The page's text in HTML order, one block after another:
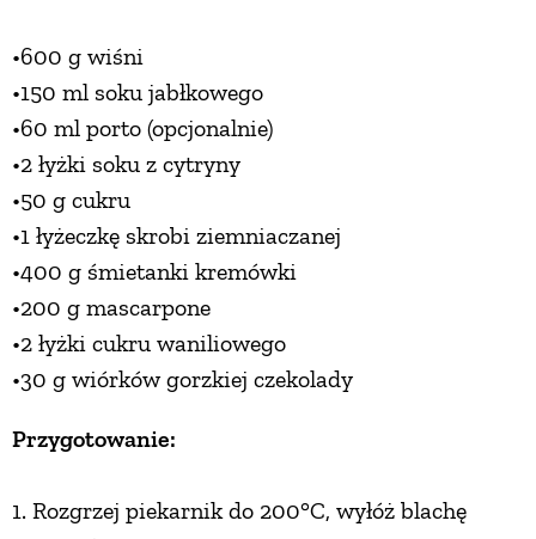
•600 g wiśni
•150 ml soku jabłkowego
•60 ml porto (opcjonalnie)
•2 łyżki soku z cytryny
•50 g cukru
•1 łyżeczkę skrobi ziemniaczanej
•400 g śmietanki kremówki
•200 g mascarpone
•2 łyżki cukru waniliowego
•30 g wiórków gorzkiej czekolady
Przygotowanie:
1. Rozgrzej piekarnik do 200°C, wyłóż blachę
ZWYCZAJE
ZRÓB TO SAM
ŚNIADANIA